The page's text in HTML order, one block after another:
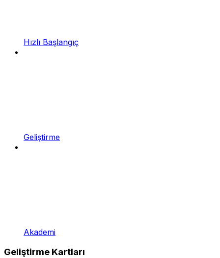
Hızlı Başlangıç
Geliştirme
Akademi
Geliştirme Kartları